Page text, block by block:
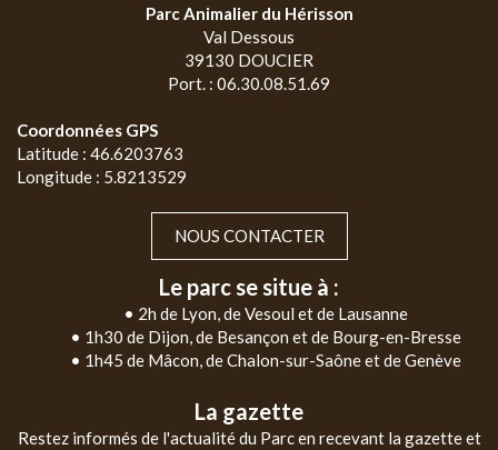
Parc Animalier du Hérisson
Val Dessous
39130 DOUCIER
Port. : 06.30.08.51.69
Coordonnées GPS
Latitude : 46.6203763
Longitude : 5.8213529
NOUS CONTACTER
Le parc se situe à :
• 2h de Lyon, de Vesoul et de Lausanne
• 1h30 de Dijon, de Besançon et de Bourg-en-Bresse
• 1h45 de Mâcon, de Chalon-sur-Saône et de Genève
La gazette
Restez informés de l'actualité du Parc en recevant la gazette et